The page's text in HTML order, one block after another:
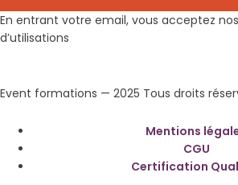
En entrant votre email, vous acceptez
d’utilisations
Event formations — 2025 Tous droits
Mentions
CGU
Certification